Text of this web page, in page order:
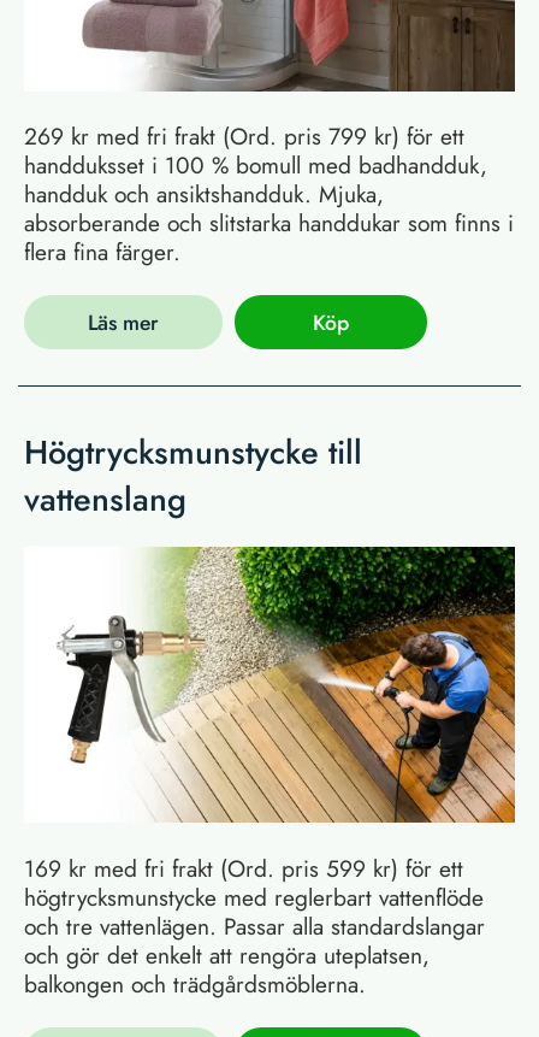
269 kr med fri frakt (Ord. pris 799 kr) för ett
handduksset i 100 % bomull med badhandduk,
handduk och ansiktshandduk. Mjuka,
absorberande och slitstarka handdukar som finns i
flera fina färger.
Läs mer Köp
Högtrycksmunstycke till
vattenslang
169 kr med fri frakt (Ord. pris 599 kr) för ett
högtrycksmunstycke med reglerbart vattenflöde
och tre vattenlägen. Passar alla standardslangar
och gör det enkelt att rengöra uteplatsen,
balkongen och trädgårdsmöblerna.